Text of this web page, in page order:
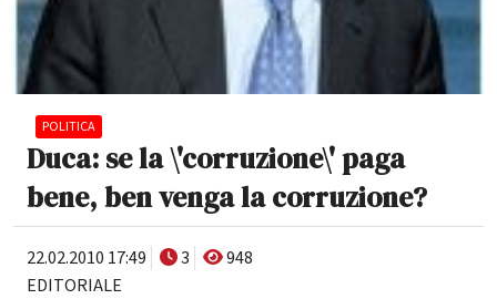
POLITICA
Duca: se la \'corruzione\' paga
bene, ben venga la corruzione?
22.02.2010 17:49 3
948
EDITORIALE